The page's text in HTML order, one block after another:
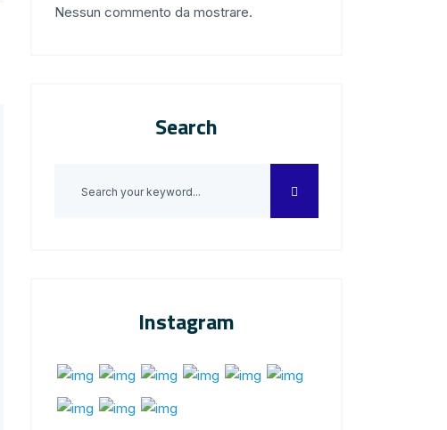
Nessun commento da mostrare.
Search
Instagram